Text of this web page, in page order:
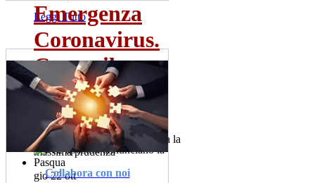
Leggi Tutto
Emergenza
Coronavirus.
Cresce il
numero dei...
Sono 60 i positivi. Il sindaco,
Salvatore la Spina raccomanda la
massima prudenza
gio 22 ott
Collabora con noi